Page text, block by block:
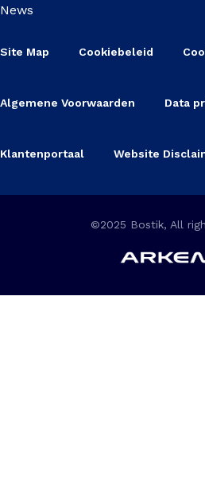
News
Site Map Cookiebeleid
Algemene Voorwaarden Data
Klantenportaal Website
©2025 Bostik, All